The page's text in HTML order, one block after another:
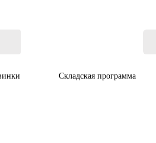
Складская программа